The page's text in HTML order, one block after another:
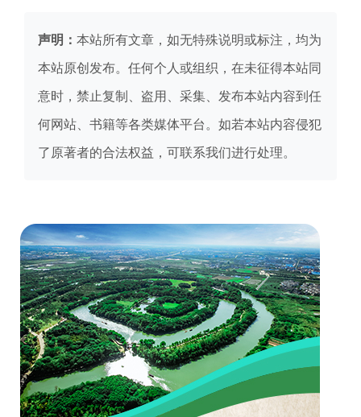
声明： 本站所有文章，如无特殊说明或标注，均为
本站原创发布。任何个人或组织，在未征得本站同
意时，禁止复制、盗用、采集、发布本站内容到任
何网站、书籍等各类媒体平台。如若本站内容侵犯
了原著者的合法权益，可联系我们进行处理。